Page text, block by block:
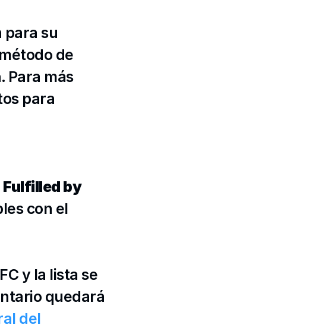
para su
de
. Para más
para
Fulfilled by
con el
y la lista se
quedará
del